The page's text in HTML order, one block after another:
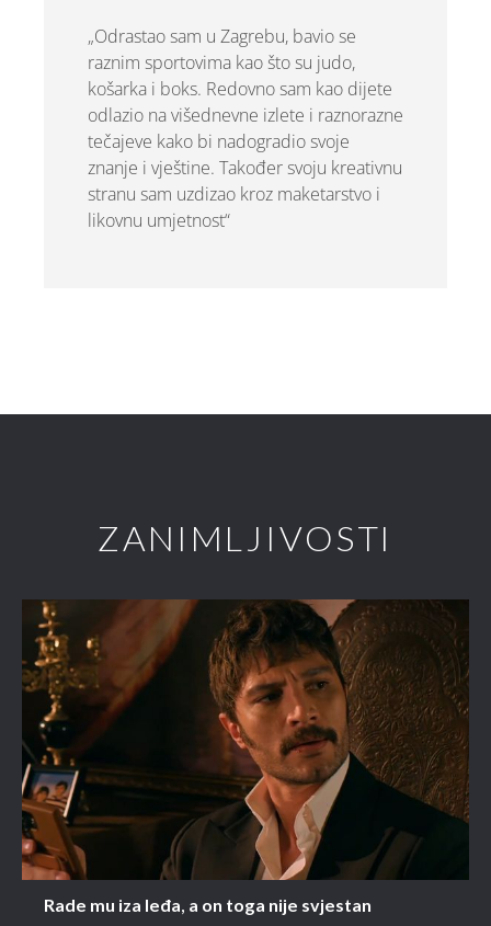
„Odrastao sam u Zagrebu, bavio se
raznim sportovima kao što su judo,
košarka i boks. Redovno sam kao dijete
odlazio na višednevne izlete i raznorazne
tečajeve kako bi nadogradio svoje
znanje i vještine. Također svoju kreativnu
stranu sam uzdizao kroz maketarstvo i
likovnu umjetnost“
ZANIMLJIVOSTI
Rade mu iza leđa, a on toga nije svjestan